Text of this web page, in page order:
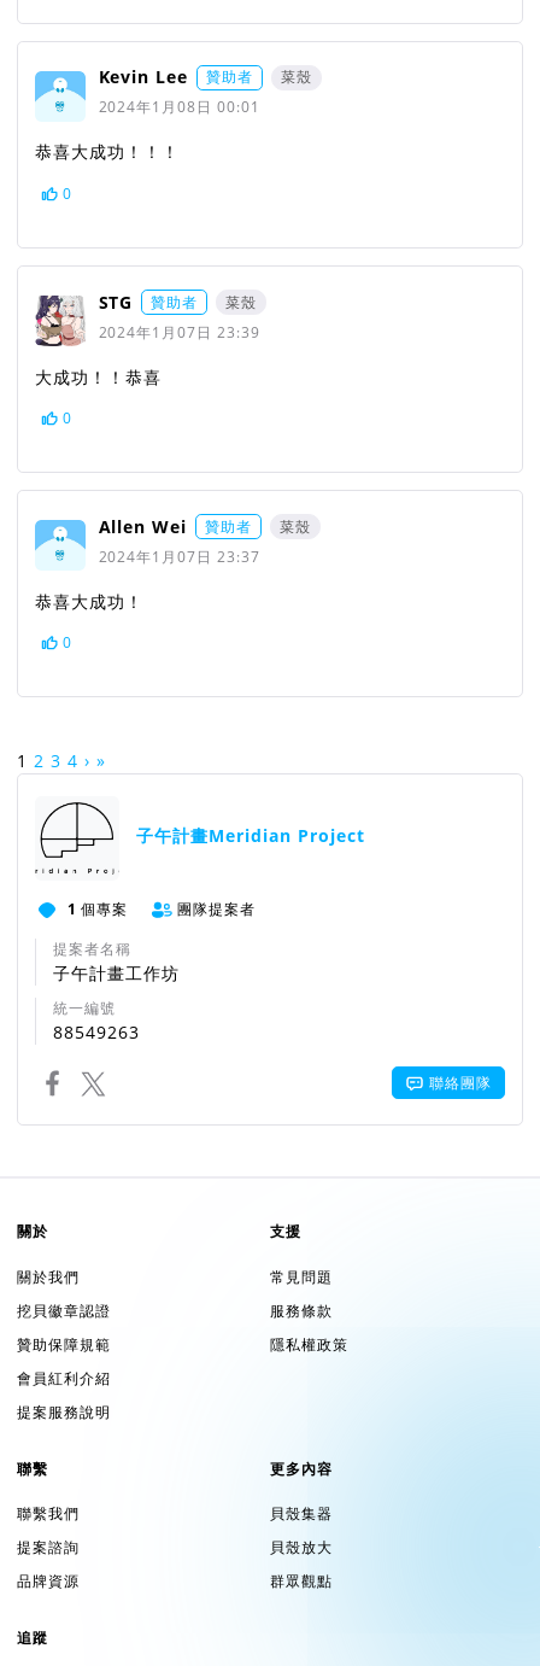
Kevin Lee 贊助者
菜殼
2024年1月08日 00:01
恭喜大成功！！！
0
STG 贊助者
菜殼
2024年1月07日 23:39
大成功！！恭喜
0
Allen Wei 贊助者
菜殼
2024年1月07日 23:37
恭喜大成功！
0
1 2 3 4 › »
子午計畫Meridian Project
1 個專案
團隊提案者
提案者名稱
子午計畫工作坊
統一編號
88549263
聯絡團隊
關於
關於我們
挖貝徽章認證
贊助保障規範
會員紅利介紹
提案服務說明
支援
常見問題
服務條款
隱私權政策
聯繫
聯繫我們
提案諮詢
品牌資源
更多內容
貝殼集器
貝殼放大
群眾觀點
追蹤